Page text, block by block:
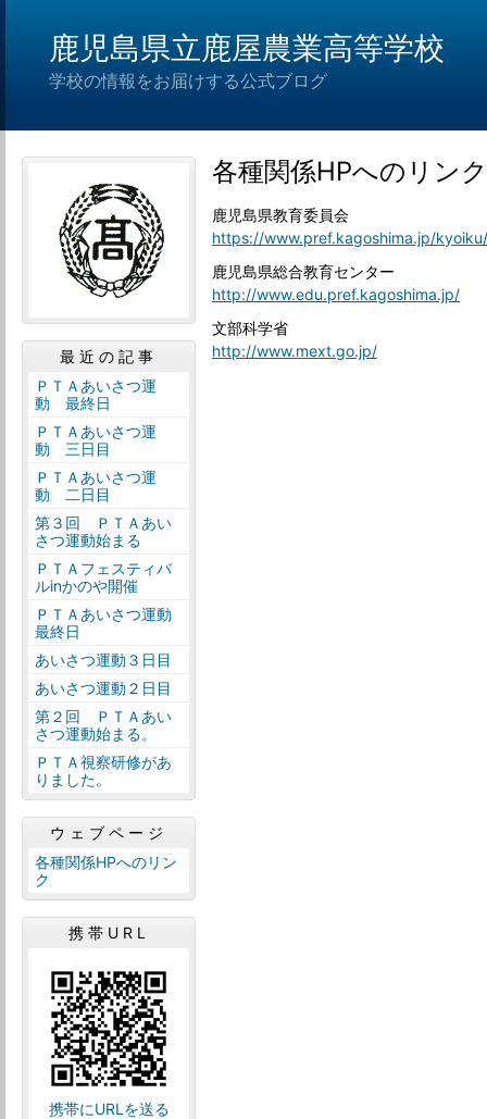
鹿児島県立鹿屋農業高等学校
学校の情報をお届けする公式ブログ
各種関係HPへのリンク
鹿児島県教育委員会
https://www.pref.kagoshima.jp/kyoiku/
鹿児島県総合教育センター
http://www.edu.pref.kagoshima.jp/
文部科学省
http://www.mext.go.jp/
最近の記事
ＰＴＡあいさつ運
動 最終日
ＰＴＡあいさつ運
動 三日目
ＰＴＡあいさつ運
動 二日目
第３回 ＰＴＡあい
さつ運動始まる
ＰＴＡフェスティバ
ルinかのや開催
ＰＴＡあいさつ運動
最終日
あいさつ運動３日目
あいさつ運動２日目
第２回 ＰＴＡあい
さつ運動始まる。
ＰＴＡ視察研修があ
りました。
ウェブページ
各種関係HPへのリン
ク
携帯URL
携帯にURLを送る